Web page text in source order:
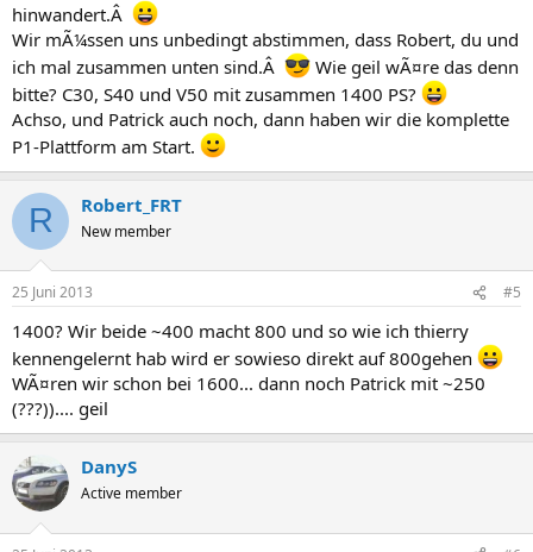
hinwandert.Â
Wir mÃ¼ssen uns unbedingt abstimmen, dass Robert, du und
ich mal zusammen unten sind.Â
Wie geil wÃ¤re das denn
bitte? C30, S40 und V50 mit zusammen 1400 PS?
Achso, und Patrick auch noch, dann haben wir die komplette
P1-Plattform am Start.
R Robert_FRT
New member
25 Juni 2013 #5
1400? Wir beide ~400 macht 800 und so wie ich thierry
kennengelernt hab wird er sowieso direkt auf 800gehen
WÃ¤ren wir schon bei 1600... dann noch Patrick mit ~250
(???)).... geil
DanyS
Active member